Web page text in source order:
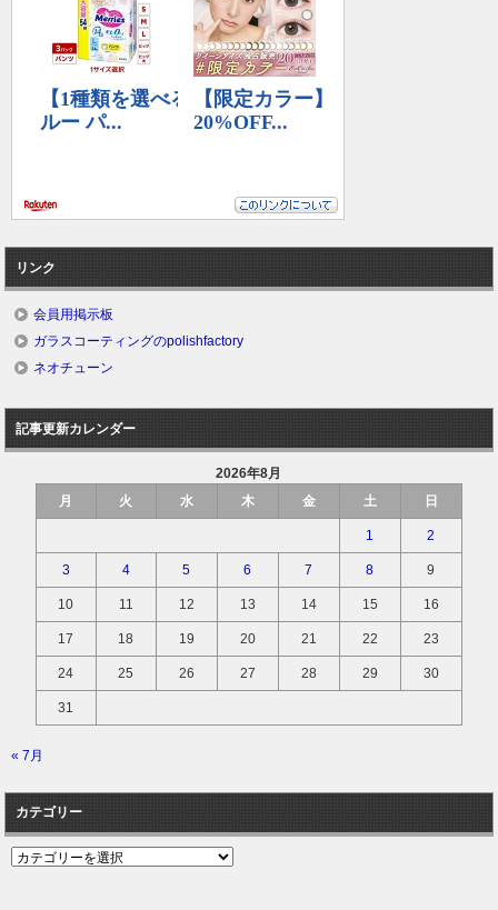
リンク
会員用掲示板
ガラスコーティングのpolishfactory
ネオチューン
記事更新カレンダー
2026年8月
月
火 水 木 金 土 日
1 2
3 4 5 6 7 8 9
10 11 12 13 14 15 16
17 18 19 20 21 22 23
24 25 26 27 28 29 30
31
« 7月
カテゴリー
カ